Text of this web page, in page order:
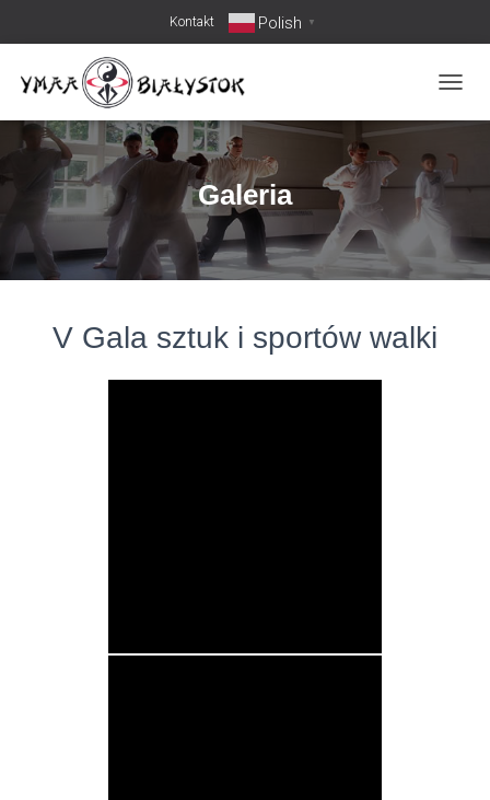
Kontakt Polish ▼
Galeria
V Gala sztuk i sportów walki